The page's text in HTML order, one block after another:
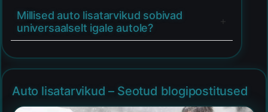
Millised auto lisatarvikud sobivad
universaalselt igale autole?
Auto lisatarvikud – Seotud blogipostitused